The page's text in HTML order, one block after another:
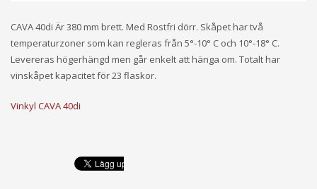
CAVA 40di Är 380 mm brett. Med Rostfri dörr. Skåpet har två
temperaturzoner som kan regleras från 5°-10° C och 10°-18° C.
Levereras högerhängd men går enkelt att hänga om. Totalt har
vinskåpet kapacitet för 23 flaskor.
Vinkyl CAVA 40di